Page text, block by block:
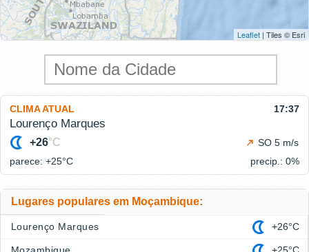
Leaflet | Tiles © Esri
CLIMA ATUAL 17:37
Lourenço Marques
+26°C
SO 5 m/s
parece: +25°C precip.: 0%
Lugares populares em Moçambique:
Lourenço Marques +26°C